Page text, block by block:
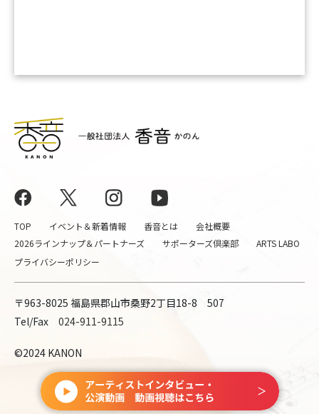
TOP イベント＆新着情報 香音とは
会社概要
2026ラインナップ＆パートナーズ
サポーターズ倶楽部
ARTS LABO
プライバシーポリシー
〒963-8025 福島県郡山市桑野2丁目18-8 507
Tel/Fax 024-911-9115
©2024 KANON